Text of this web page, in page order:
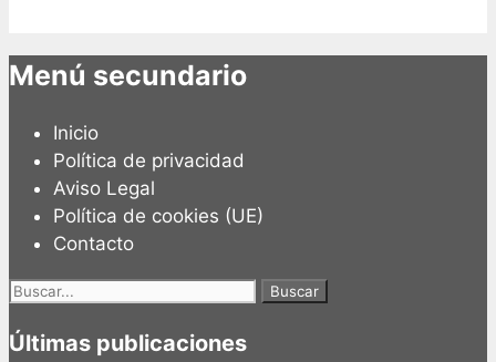
Menú secundario
Inicio
Política de privacidad
Aviso Legal
Política de cookies (UE)
Contacto
Buscar:
Últimas publicaciones